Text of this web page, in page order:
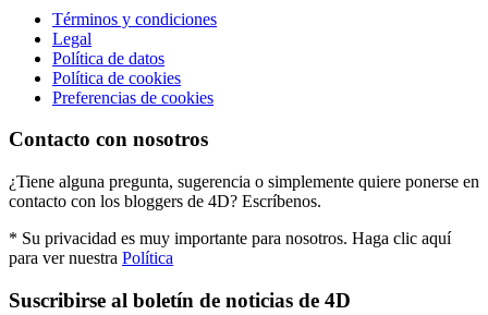
Términos y condiciones
Legal
Política de datos
Política de cookies
Preferencias de cookies
Contacto con nosotros
¿Tiene alguna pregunta, sugerencia o simplemente quiere ponerse en
contacto con los bloggers de 4D? Escríbenos.
* Su privacidad es muy importante para nosotros. Haga clic aquí
para ver nuestra Política
Suscribirse al boletín de noticias de 4D